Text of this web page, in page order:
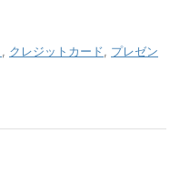
クレジットカード
プレゼン